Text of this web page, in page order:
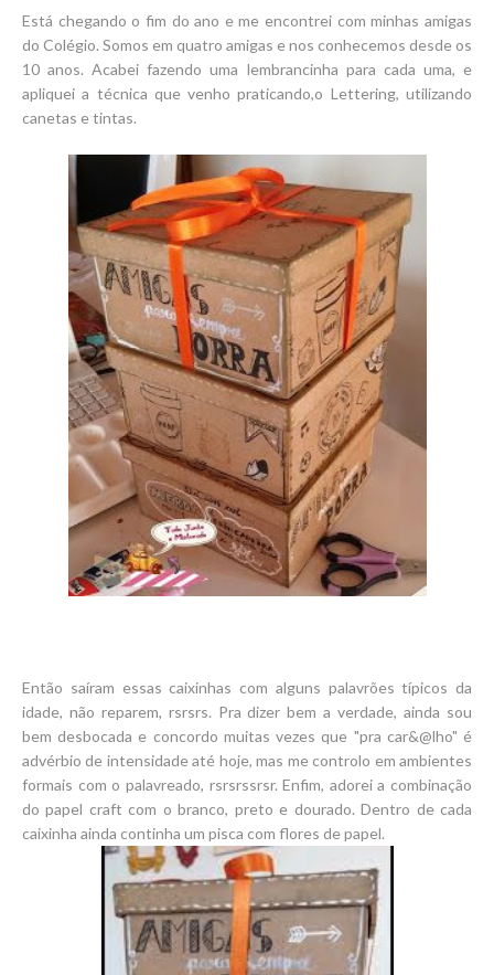
Está chegando o fim do ano e me encontrei com minhas amigas
do Colégio. Somos em quatro amigas e nos conhecemos desde os
10 anos. Acabei fazendo uma lembrancinha para cada uma, e
apliquei a técnica que venho praticando,o Lettering, utilizando
canetas e tintas.
Então saíram essas caixinhas com alguns palavrões típicos da
idade, não reparem, rsrsrs. Pra dizer bem a verdade, ainda sou
bem desbocada e concordo muitas vezes que "pra car&@lho" é
advérbio de intensidade até hoje, mas me controlo em ambientes
formais com o palavreado, rsrsrssrsr. Enfim, adorei a combinação
do papel craft com o branco, preto e dourado. Dentro de cada
caixinha ainda continha um pisca com flores de papel.